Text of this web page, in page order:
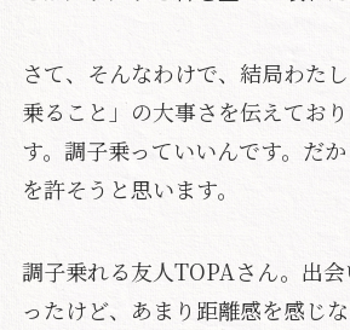
さて、そんなわけで、結局わた
乗ること」の大事さを伝えてお
す。調子乗っていいんです。だ
を許そうと思います。
調子乗れる友人TOPAさん。出
ったけど、あまり距離感を感じ